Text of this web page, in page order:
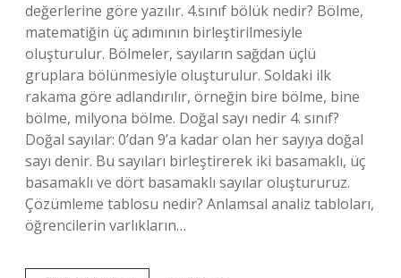
değerlerine göre yazılır. 4.sınıf bölük nedir? Bölme,
matematiğin üç adımının birleştirilmesiyle
oluşturulur. Bölmeler, sayıların sağdan üçlü
gruplara bölünmesiyle oluşturulur. Soldaki ilk
rakama göre adlandırılır, örneğin bire bölme, bine
bölme, milyona bölme. Doğal sayı nedir 4. sınıf?
Doğal sayılar: 0’dan 9’a kadar olan her sayıya doğal
sayı denir. Bu sayıları birleştirerek iki basamaklı, üç
basamaklı ve dört basamaklı sayılar oluştururuz.
Çözümleme tablosu nedir? Anlamsal analiz tabloları,
öğrencilerin varlıkların…